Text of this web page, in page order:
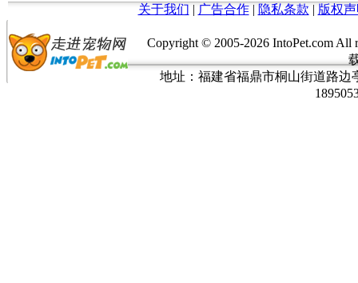
关于我们 | 广告合作| 隐私条款 | 版权
Copyright © 2005-2026 IntoPet.com
地址：福建省福鼎市桐山街道路边